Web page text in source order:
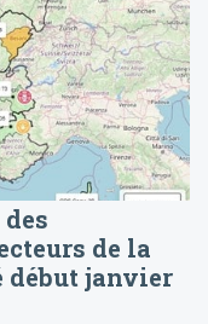
de la
début janvier